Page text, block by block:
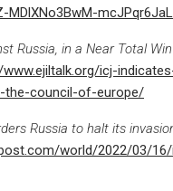
MDlXNo3BwM-
Russia, in a Near Total
icj-
the-council-of-europe/
Russia to halt its
world/2022/03/